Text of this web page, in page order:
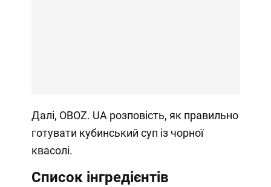
Далі, OBOZ. UA розповість, як правильно
готувати кубинський суп із чорної
квасолі.
Список інгредієнтів